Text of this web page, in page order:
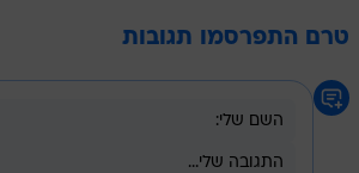
טרם התפרסמו תגובות